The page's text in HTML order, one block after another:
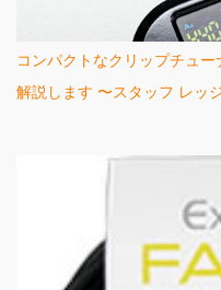
コンパクトなクリップチュ
解説します 〜スタッフ レッ